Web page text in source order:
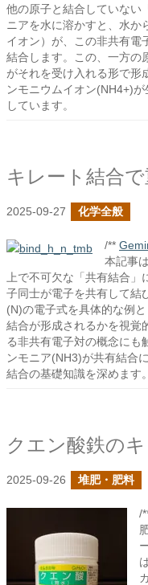
他の原子と結合していない
ニアを水に溶かすと、水か
イオン）が、この非共有電
結合します。この、一方の
がそれを受け入れる形で形
ンモニウムイオン(NH4+)
しています。
2025-09-27 化学全般
/**
本記事
上で不可欠な「共有結合
子同士が電子を共有して結
(N)の電子式を具体的な例
結合が形成されるかを視覚
る非共有電子対の概念にも
ンモニア(NH3)が共有結合
結合の基礎知識を深めます。
クエン酸鉄の
2025-09-26 堆肥・肥料
/